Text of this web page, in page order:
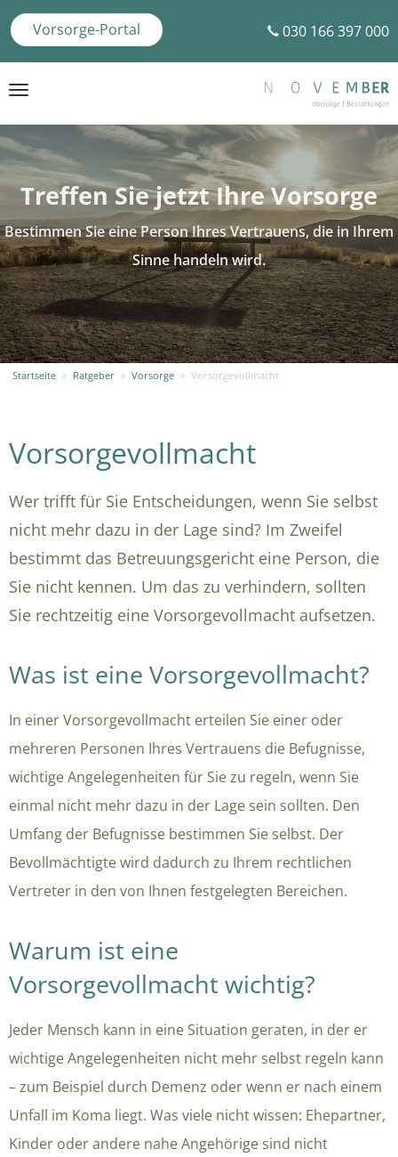
030 166 397 000
Vorsorge-Portal
Toggle
Treffen Sie jetzt Ihre Vorsorge
Bestimmen Sie eine Person Ihres Vertrauens, die in Ihrem
Sinne handeln wird.
Startseite » Ratgeber » Vorsorge » Vorsorgevollmacht
Vorsorgevollmacht
Wer trifft für Sie Entscheidungen, wenn Sie selbst
nicht mehr dazu in der Lage sind? Im Zweifel
bestimmt das Betreuungsgericht eine Person, die
Sie nicht kennen. Um das zu verhindern, sollten
Sie rechtzeitig eine Vorsorgevollmacht aufsetzen.
Was ist eine Vorsorgevollmacht?
In einer Vorsorgevollmacht erteilen Sie einer oder
mehreren Personen Ihres Vertrauens die Befugnisse,
wichtige Angelegenheiten für Sie zu regeln, wenn Sie
einmal nicht mehr dazu in der Lage sein sollten. Den
Umfang der Befugnisse bestimmen Sie selbst. Der
Bevollmächtigte wird dadurch zu Ihrem rechtlichen
Vertreter in den von Ihnen festgelegten Bereichen.
Warum ist eine
Vorsorgevollmacht wichtig?
Jeder Mensch kann in eine Situation geraten, in der er
wichtige Angelegenheiten nicht mehr selbst regeln kann
– zum Beispiel durch Demenz oder wenn er nach einem
Unfall im Koma liegt. Was viele nicht wissen: Ehepartner,
Kinder oder andere nahe Angehörige sind nicht